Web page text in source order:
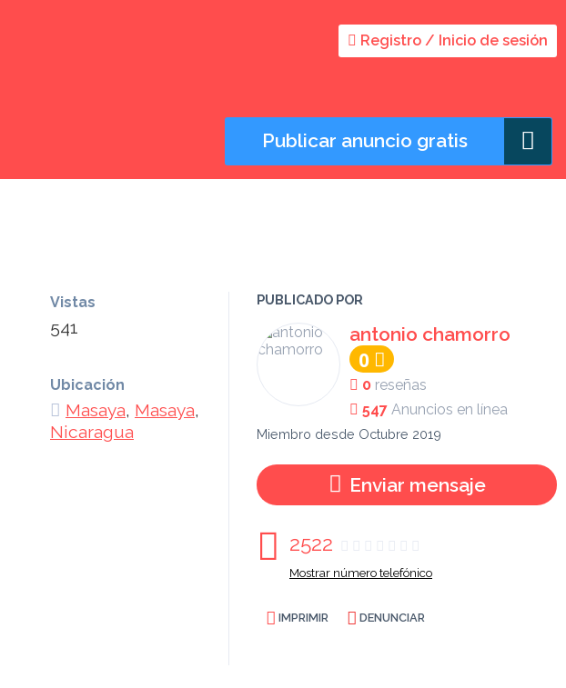
Registro / Inicio de sesión
Publicar anuncio gratis
Vistas
541
Ubicación
Masaya, Masaya,
Nicaragua
PUBLICADO POR
antonio chamorro
0
0 reseñas
547 Anuncios en línea
Miembro desde Octubre 2019
Enviar mensaje
2522
Mostrar número telefónico
IMPRIMIR DENUNCIAR